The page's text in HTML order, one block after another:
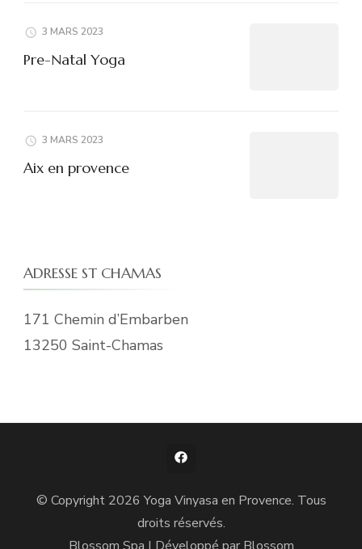
3 MARS 2023
Pre-Natal Yoga
3 MARS 2023
Aix en provence
ADRESSE ST CHAMAS
171 Chemin d’Embarben
13250 Saint-Chamas
© Copyright 2026Yoga Vinyasa en Provence. Tous
droits réservés.
Blossom Spa | Développé par Blossom